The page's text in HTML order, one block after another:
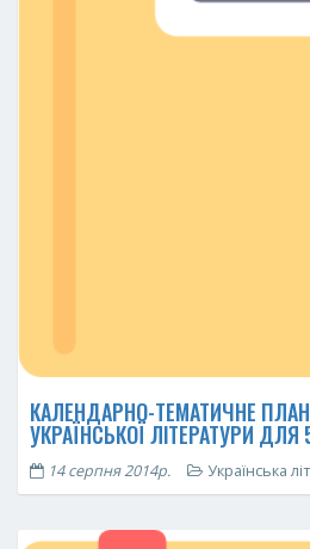
КАЛЕНДАРНО-ТЕМАТИЧНЕ
УКРАЇНСЬКОЇ ЛІТЕРАТУРИ ДЛЯ
14 серпня 2014р. Українська